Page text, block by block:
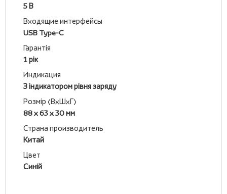
5 В
Входящие интерфейсы
USB Type-C
Гарантія
1 рік
Индикация
З індикатором рівня заряду
Розмір (ВхШхГ)
88 х 63 х 30 мм
Страна производитель
Китай
Цвет
Синій